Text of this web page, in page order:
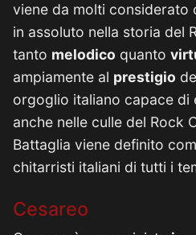
viene da molti considerato
in assoluto nella storia del
tanto melodico quanto
ampiamente al prestigio
orgoglio italiano capace di
anche nelle culle del Rock
Battaglia viene definito
chitarristi italiani di tutti i
Cesareo